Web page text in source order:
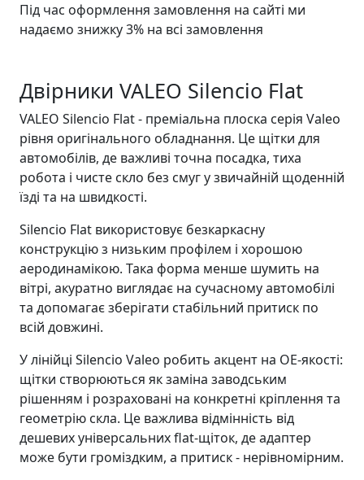
Під час оформлення замовлення на сайті ми
надаємо знижку 3% на всі замовлення
Двірники VALEO Silencio Flat
VALEO Silencio Flat - преміальна плоска серія Valeo
рівня оригінального обладнання. Це щітки для
автомобілів, де важливі точна посадка, тиха
робота і чисте скло без смуг у звичайній щоденній
їзді та на швидкості.
Silencio Flat використовує безкаркасну
конструкцію з низьким профілем і хорошою
аеродинамікою. Така форма менше шумить на
вітрі, акуратно виглядає на сучасному автомобілі
та допомагає зберігати стабільний притиск по
всій довжині.
У лінійці Silencio Valeo робить акцент на OE-якості:
щітки створюються як заміна заводським
рішенням і розраховані на конкретні кріплення та
геометрію скла. Це важлива відмінність від
дешевих універсальних flat-щіток, де адаптер
може бути громіздким, а притиск - нерівномірним.